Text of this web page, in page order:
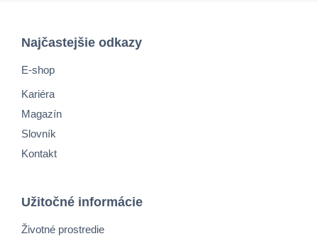
Najčastejšie odkazy
E-shop
Kariéra
Magazín
Slovník
Kontakt
Užitočné informácie
Životné prostredie